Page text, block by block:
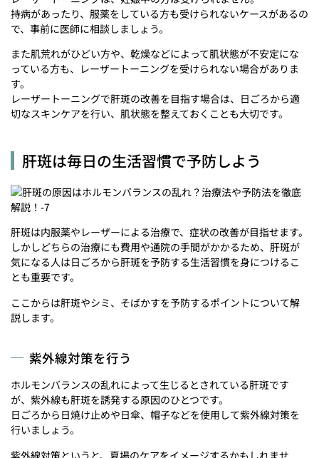
持病があったり、服薬をしている方も受けられないケースがあるの
で、事前に医師に相談しましょう。
また肌荒れがひどい方や、乾燥などによって肌状態が不安定にな
っている方も、レーザートーニングを受けられない場合がありま
す。
レーザートーニングで肝斑の改善を目指す場合は、日ごろから適
切なスキンケアを行い、肌状態を整えておくことも大切です。
肝斑は毎日の生活習慣で予防しよう
肝斑は内服薬やレーザーによる治療で、症状の改善が目指せます。
しかしどちらの治療にも費用や通院の手間がかかるため、肝斑が
気になる人は日ごろから肝斑を予防する生活習慣を身につけるこ
とも重要です。
ここからは肝斑やシミ、そばかすを予防するポイントについて解
説します。
紫外線対策を行う
ホルモンバランスの乱れによって生じるとされている肝斑です
が、紫外線も肝斑を誘発する原因のひとつです。
日ごろから日焼け止めや日傘、帽子などを使用して紫外線対策を
行いましょう。
紫外線対策というと、夏場のケアをイメージするかもしれませ